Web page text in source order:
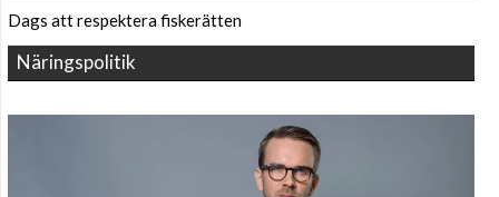
Dags att respektera fiskerätten
Näringspolitik